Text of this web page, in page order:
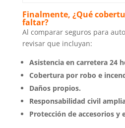
Finalmente, ¿Qué
faltar?
Al comparar seguros para
revisar que incluyan:
Asistencia en carretera 24
Cobertura por robo e
Daños propios.
Responsabilidad civil
Protección de accesorios